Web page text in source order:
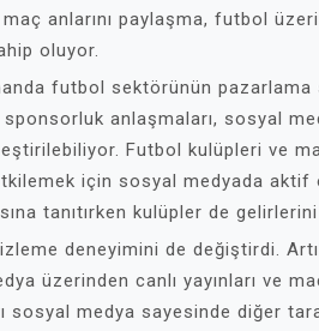
anlarını paylaşma, futbol
oluyor.
futbol sektörünün
sponsorluk anlaşmaları, sosyal
Futbol kulüpleri ve
için sosyal medyada aktif
tanıtırken kulüpler de
deneyimini de değiştirdi.
üzerinden canlı yayınları ve
sosyal medya sayesinde diğer